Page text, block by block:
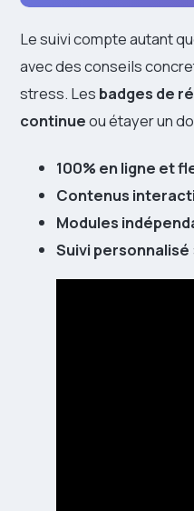
Le suivi compte autant
avec des conseils
stress. Les badges de
continueou étayer un
100% en ligne et
Contenus
Modules
Suivi personnalisé